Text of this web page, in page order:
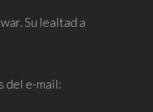
Su lealtad a
del e-mail: